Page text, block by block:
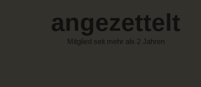
angezettelt
Mitglied seit mehr als 2 Jahren